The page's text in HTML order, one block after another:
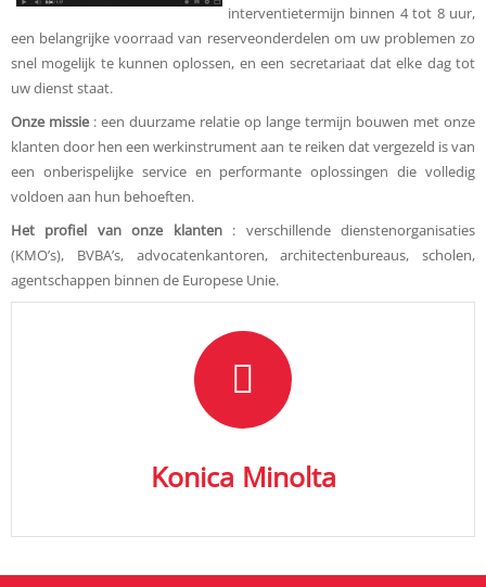
interventietermijn binnen 4 tot 8 uur,
een belangrijke voorraad van reserveonderdelen om uw problemen zo
snel mogelijk te kunnen oplossen, en een secretariaat dat elke dag tot
uw dienst staat.
Onze missie: een duurzame relatie op lange termijn bouwen met onze
klanten door hen een werkinstrument aan te reiken dat vergezeld is van
een onberispelijke service en performante oplossingen die volledig
voldoen aan hun behoeften.
Het profiel van onze klanten: verschillende dienstenorganisaties
(KMO’s), BVBA’s, advocatenkantoren, architectenbureaus, scholen,
agentschappen binnen de Europese Unie.
Konica Minolta
Konica Minolta is een dynamisch en innovatief bedrijf, dat staat
voor inspirerende producten en diensten in de wereld van
kopieertoestellen, faxen en printers.
Konica Minolta producten